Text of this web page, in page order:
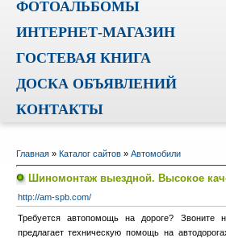
ФОТОАЛЬБОМЫ
ИНТЕРНЕТ-МАГАЗИН
ГОСТЕВАЯ КНИГА
ДОСКА ОБЪЯВЛЕНИЙ
КОНТАКТЫ
Главная» Каталог сайтов» Автомобили
Шиномонтаж выездной. Высокое
http://am-spb.com/
Требуется автопомощь на дороге? Звоните
предлагает техническую помощь на